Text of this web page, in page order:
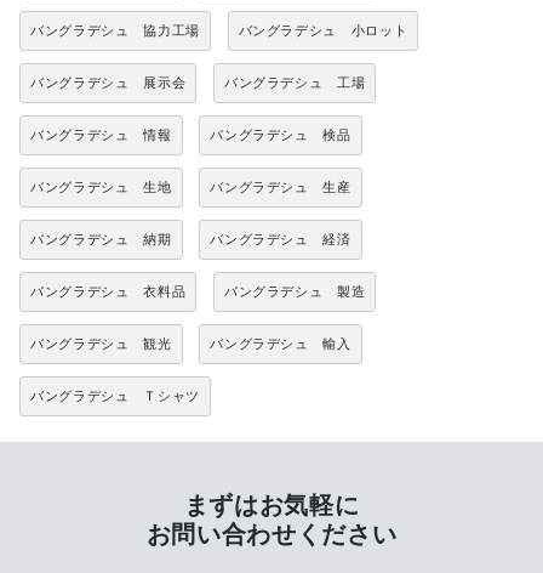
バングラデシュ 協力工場 バングラデシュ 小ロット
バングラデシュ 展示会 バングラデシュ 工場
バングラデシュ 情報 バングラデシュ 検品
バングラデシュ 生地 バングラデシュ 生産
バングラデシュ 納期 バングラデシュ 経済
バングラデシュ 衣料品 バングラデシュ 製造
バングラデシュ 観光 バングラデシュ 輸入
バングラデシュ Ｔシャツ
まずはお気軽に
お問い合わせください